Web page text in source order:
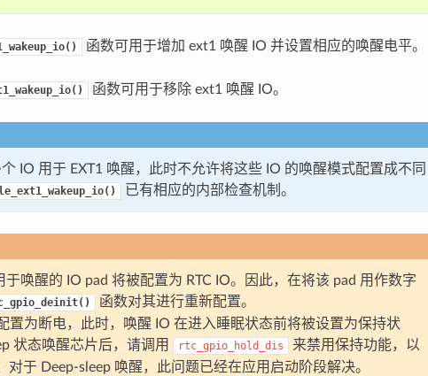
函数可用于增加 ext1 唤醒 IO 并设置相应的唤醒电平。
函数可用于移除 ext1 唤醒 IO。
IO 用于 EXT1 唤醒，此时不允许将这些 IO 的唤醒模式配置成不同
已有相应的内部检查机制。
于唤醒的 IO pad 将被配置为 RTC IO。因此，在将该 pad 用作数字
函数对其进行重新配置。
置为断电，此时，唤醒 IO 在进入睡眠状态前将被设置为保持状
状态唤醒芯片后，请调用
rtc_gpio_hold_dis
来禁用保持功能，以
于 Deep-sleep 唤醒，此问题已经在应用启动阶段解决。